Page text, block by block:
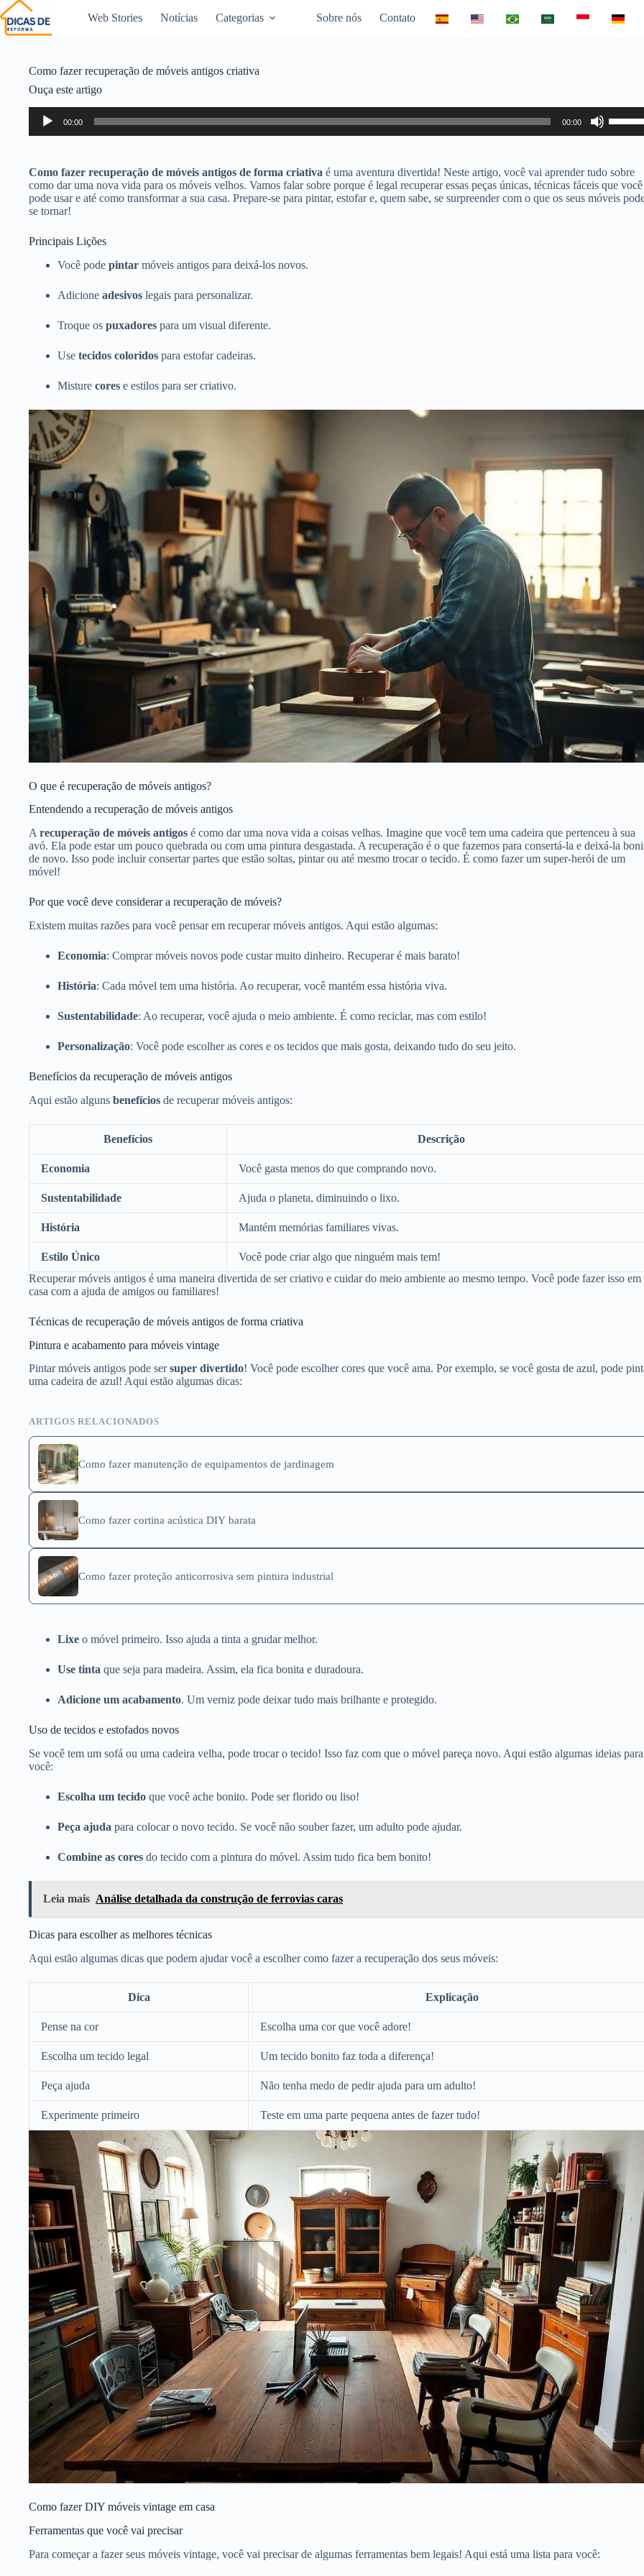
Web Stories Notícias Categorias Sobre nós Contato
Como fazer recuperação de móveis antigos criativa
Ouça este artigo
Tocador
áudio
00:00 00:00
as
setas
ou
para
baixo
Como fazer recuperação de móveis antigos de forma criativa é uma aventura divertida! Neste artigo, você vai aprender tudo sobre
como dar uma nova vida para os móveis velhos. Vamos falar sobre porque é legal recuperar essas peças únicas, técnicas fáceis que você
pode usar e até como transformar a sua casa. Prepare-se para pintar, estofar e, quem sabe, se surpreender com o que os seus móveis
se tornar!
Principais Lições
Você pode pintar móveis antigos para deixá-los novos.
Adicione adesivos legais para personalizar.
Troque os puxadores para um visual diferente.
Use tecidos coloridos para estofar cadeiras.
Misture cores e estilos para ser criativo.
O que é recuperação de móveis antigos?
Entendendo a recuperação de móveis antigos
A recuperação de móveis antigos é como dar uma nova vida a coisas velhas. Imagine que você tem uma cadeira que pertenceu à sua
avó. Ela pode estar um pouco quebrada ou com uma pintura desgastada. A recuperação é o que fazemos para consertá-la e deixá-la
de novo. Isso pode incluir consertar partes que estão soltas, pintar ou até mesmo trocar o tecido. É como fazer um super-herói de um
móvel!
Por que você deve considerar a recuperação de móveis?
Existem muitas razões para você pensar em recuperar móveis antigos. Aqui estão algumas:
Economia: Comprar móveis novos pode custar muito dinheiro. Recuperar é mais barato!
História: Cada móvel tem uma história. Ao recuperar, você mantém essa história viva.
Sustentabilidade: Ao recuperar, você ajuda o meio ambiente. É como reciclar, mas com estilo!
Personalização: Você pode escolher as cores e os tecidos que mais gosta, deixando tudo do seu jeito.
Benefícios da recuperação de móveis antigos
Aqui estão alguns benefícios de recuperar móveis antigos:
Benefícios Descrição
Economia Você gasta menos do que comprando novo.
Sustentabilidade Ajuda o planeta, diminuindo o lixo.
História Mantém memórias familiares vivas.
Estilo Único
Você pode criar algo que ninguém mais tem!
Recuperar móveis antigos é uma maneira divertida de ser criativo e cuidar do meio ambiente ao mesmo tempo. Você pode fazer isso em
casa com a ajuda de amigos ou familiares!
Técnicas de recuperação de móveis antigos de forma criativa
Pintura e acabamento para móveis vintage
Pintar móveis antigos pode sersuper divertido! Você pode escolher cores que você ama. Por exemplo, se você gosta de azul, pode
uma cadeira de azul! Aqui estão algumas dicas:
ARTIGOS RELACIONADOS
Como fazer manutenção de equipamentos de jardinagem
Como fazer cortina acústica DIY barata
Como fazer proteção anticorrosiva sem pintura industrial
Lixe o móvel primeiro. Isso ajuda a tinta a grudar melhor.
Use tinta que seja para madeira. Assim, ela fica bonita e duradoura.
Adicione um acabamento. Um verniz pode deixar tudo mais brilhante e protegido.
Uso de tecidos e estofados novos
Se você tem um sofá ou uma cadeira velha, pode trocar o tecido! Isso faz com que o móvel pareça novo. Aqui estão algumas ideias para
você:
Escolha um tecido que você ache bonito. Pode ser florido ou liso!
Peça ajuda para colocar o novo tecido. Se você não souber fazer, um adulto pode ajudar.
Combine as cores do tecido com a pintura do móvel. Assim tudo fica bem bonito!
Leia mais Análise detalhada da construção de ferrovias caras
Dicas para escolher as melhores técnicas
Aqui estão algumas dicas que podem ajudar você a escolher como fazer a recuperação dos seus móveis:
Dica Explicação
Pense na cor Escolha uma cor que você adore!
Escolha um tecido legal Um tecido bonito faz toda a diferença!
Peça ajuda Não tenha medo de pedir ajuda para um adulto!
Experimente primeiro Teste em uma parte pequena antes de fazer tudo!
Como fazer DIY móveis vintage em casa
Ferramentas que você vai precisar
Para começar a fazer seus móveis vintage, você vai precisar de algumas ferramentas bem legais! Aqui está uma lista para você: